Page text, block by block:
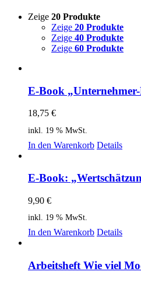
Zeige 20 Produkte
Zeige 20 Produkte
Zeige 40 Produkte
Zeige 60 Produkte
E-Book
18,75 €
inkl. 19 % MwSt.
In den Warenkorb Details
E-Book:
9,90 €
inkl. 19 % MwSt.
In den Warenkorb Details
Arbeitsheft Wie viel